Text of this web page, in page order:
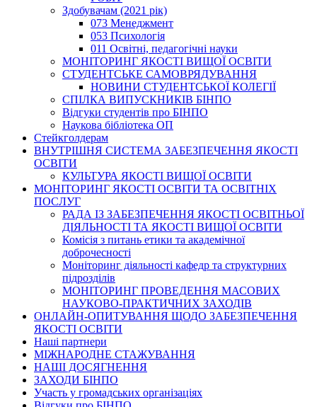
Здобувачам (2021 рік)
073 Менеджмент
053 Психологія
011 Освітні, педагогічні науки
МОНІТОРИНГ ЯКОСТІ ВИЩОЇ ОСВІТИ
СТУДЕНТСЬКЕ САМОВРЯДУВАННЯ
НОВИНИ СТУДЕНТСЬКОЇ КОЛЕГІЇ
СПІЛКА ВИПУСКНИКІВ БІНПО
Відгуки студентів про БІНПО
Наукова бібліотека ОП
Стейкголдерам
ВНУТРІШНЯ СИСТЕМА ЗАБЕЗПЕЧЕННЯ ЯКОСТІ
ОСВІТИ
КУЛЬТУРА ЯКОСТІ ВИЩОЇ ОСВІТИ
МОНІТОРИНГ ЯКОСТІ ОСВІТИ ТА ОСВІТНІХ
ПОСЛУГ
РАДА ІЗ ЗАБЕЗПЕЧЕННЯ ЯКОСТІ ОСВІТНЬОЇ
ДІЯЛЬНОСТІ ТА ЯКОСТІ ВИЩОЇ ОСВІТИ
Комісія з питань етики та академічної
доброчесності
Моніторинг діяльності кафедр та структурних
підрозділів
МОНІТОРИНГ ПРОВЕДЕННЯ МАСОВИХ
НАУКОВО-ПРАКТИЧНИХ ЗАХОДІВ
ОНЛАЙН-ОПИТУВАННЯ ЩОДО ЗАБЕЗПЕЧЕННЯ
ЯКОСТІ ОСВІТИ
Наші партнери
МІЖНАРОДНЕ СТАЖУВАННЯ
НАШІ ДОСЯГНЕННЯ
ЗАХОДИ БІНПО
Участь у громадських організаціях